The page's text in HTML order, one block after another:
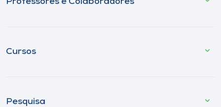
Cursos
Pesquisa